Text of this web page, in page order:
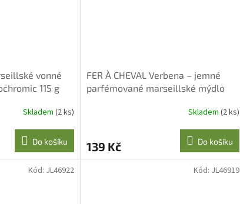
vonné
115 g
Skladem (2 ks)
Do košíku
FER À CHEVAL Verbena – jemné
parfémované marseillské mýdlo
Skladem (2 ks)
139 Kč Do košíku
Kód: JL46922 Kód: JL46919